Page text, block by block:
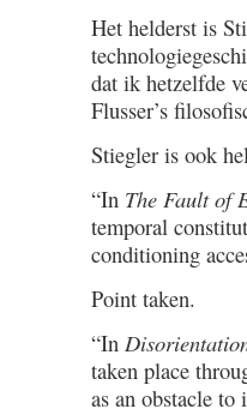
Het helderst is
dat ik hetzelfde
Flusser’s
Stiegler is ook
“In The Fault of
temporal
conditioning
Point taken.
“In
taken place
as an obstacle